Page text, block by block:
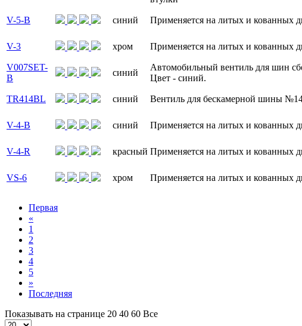
V-5-B синий Применяется на литых и кованных
V-3 хром Применяется на литых и кованных
V007SET-
B
синий
Автомобильный вентиль для шин
Цвет - синий.
TR414BL синий Вентиль для бескамерной шины
V-4-B синий Применяется на литых и кованных
V-4-R красный Применяется на литых и кованных
VS-6 хром Применяется на литых и кованных
Первая
«
1
2
3
4
5
»
Последняя
Показывать на странице 20 40 60 Все